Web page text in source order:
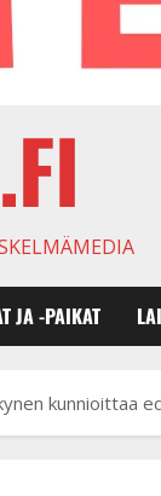
JA -PAIKAT
kunnioittaa